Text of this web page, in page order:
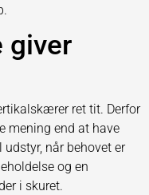
giver
ret tit. Derfor
mening end at have
når behovet er
og en
i skuret.